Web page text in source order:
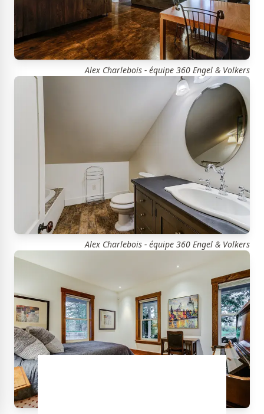
Alex Charlebois - équipe 360 Engel & Volkers
Alex Charlebois - équipe 360 Engel & Volkers